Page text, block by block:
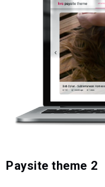
Paysite theme 2